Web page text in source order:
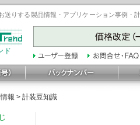
送りする製品情報・アプリケーション事例
ド
報 > 計装豆知識